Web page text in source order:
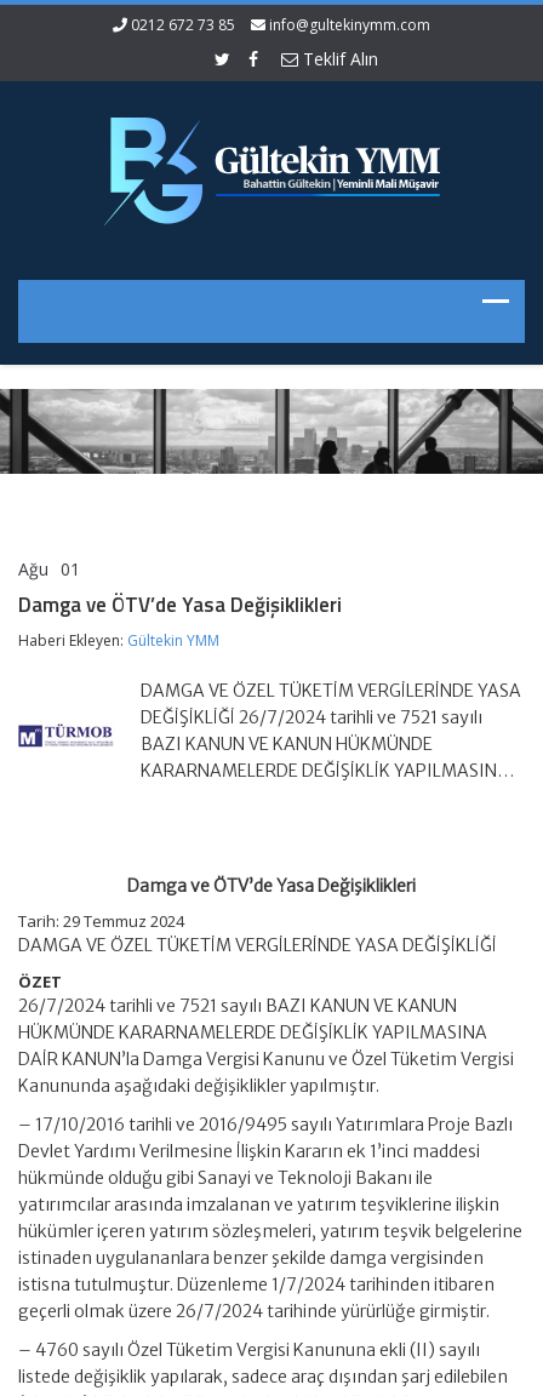
0212 672 73 85 info@gultekinymm.com
Teklif Alın
Ağu 01
ve
ÖTV’de
Yasa
Değişiklikleri
Damga ve ÖTV’de Yasa Değişiklikleri
Haberi Ekleyen: Gültekin YMM
DAMGA VE ÖZEL TÜKETİM VERGİLERİNDE YASA
DEĞİŞİKLİĞİ 26/7/2024 tarihli ve 7521 sayılı
BAZI KANUN VE KANUN HÜKMÜNDE
KARARNAMELERDE DEĞİŞİKLİK YAPILMASIN…
Damga ve ÖTV’de Yasa Değişiklikleri
Tarih: 29 Temmuz 2024
DAMGA VE ÖZEL TÜKETİM VERGİLERİNDE YASA DEĞİŞİKLİĞİ
ÖZET
26/7/2024 tarihli ve 7521 sayılı BAZI KANUN VE KANUN
HÜKMÜNDE KARARNAMELERDE DEĞİŞİKLİK YAPILMASINA
DAİR KANUN’la Damga Vergisi Kanunu ve Özel Tüketim Vergisi
Kanununda aşağıdaki değişiklikler yapılmıştır.
– 17/10/2016 tarihli ve 2016/9495 sayılı Yatırımlara Proje Bazlı
Devlet Yardımı Verilmesine İlişkin Kararın ek 1’inci maddesi
hükmünde olduğu gibi Sanayi ve Teknoloji Bakanı ile
yatırımcılar arasında imzalanan ve yatırım teşviklerine ilişkin
hükümler içeren yatırım sözleşmeleri, yatırım teşvik belgelerine
istinaden uygulananlara benzer şekilde damga vergisinden
istisna tutulmuştur. Düzenleme 1/7/2024 tarihinden itibaren
geçerli olmak üzere 26/7/2024 tarihinde yürürlüğe girmiştir.
– 4760 sayılı Özel Tüketim Vergisi Kanununa ekli (II) sayılı
listede değişiklik yapılarak, sadece araç dışından şarj edilebilen